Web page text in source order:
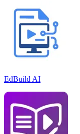
EdBuild AI